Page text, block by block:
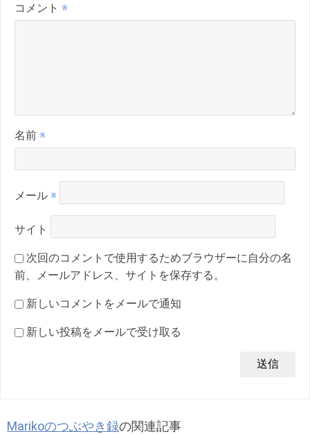
コメント ※
名前 ※
メール ※
サイト
次回のコメントで使用するためブラウザーに自分の名
前、メールアドレス、サイトを保存する。
新しいコメントをメールで通知
新しい投稿をメールで受け取る
Marikoのつぶやき録の関連記事